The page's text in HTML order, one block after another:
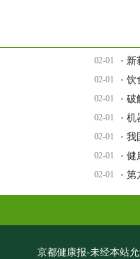
02-01
新
02-01
饮
02-01
破
02-01
机
02-01
我
02-01
健
02-01 第
京都健康报-未经本站